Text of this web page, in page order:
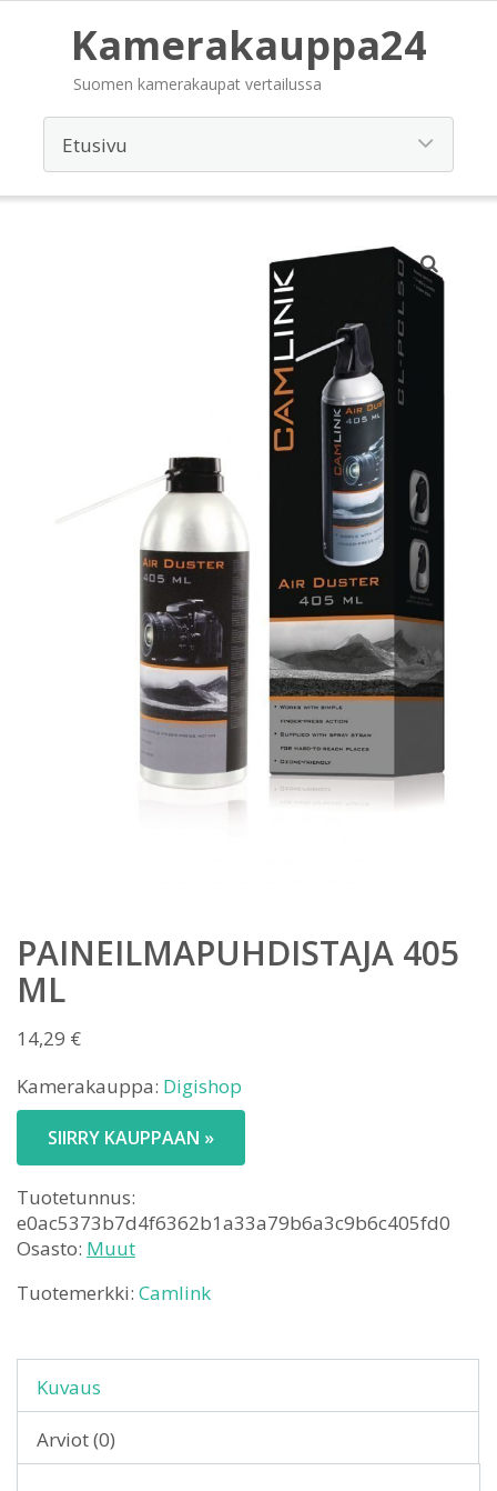
Kamerakauppa24
Suomen kamerakaupat vertailussa
PAINEILMAPUHDISTAJA 405
ML
14,29 €
Kamerakauppa: Digishop
SIIRRY KAUPPAAN »
Tuotetunnus:
e0ac5373b7d4f6362b1a33a79b6a3c9b6c405fd0
Osasto: Muut
Tuotemerkki: Camlink
Kuvaus
Arviot (0)